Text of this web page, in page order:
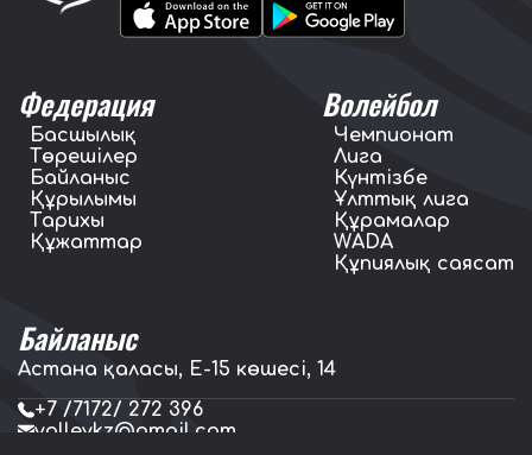
Федерация
Басшылық
Төрешілер
Байланыс
Құрылымы
Тарихы
Құжаттар
Волейбол
Чемпионат
Лига
Күнтізбе
Ұлттық лига
Құрамалар
WADA
Құпиялық саясат
Байланыс
Астана қаласы, E-15 көшесі, 14
+7 /7172/ 272 396
volleykz@gmail.com